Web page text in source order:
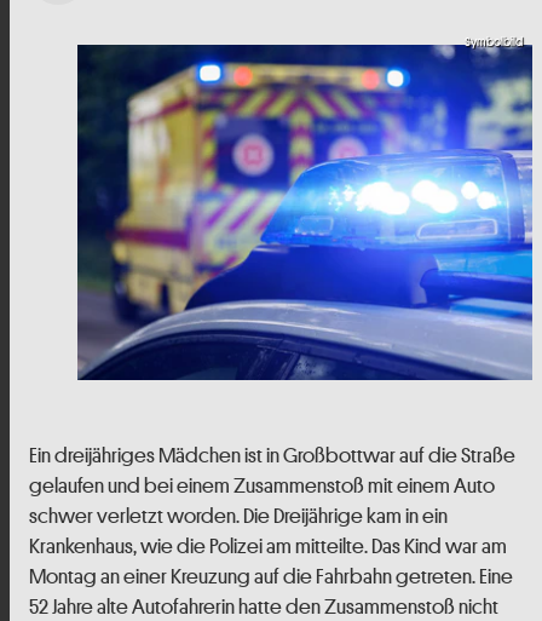
Symbolbild
Ein dreijähriges Mädchen ist in Großbottwar auf die Straße
gelaufen und bei einem Zusammenstoß mit einem Auto
schwer verletzt worden. Die Dreijährige kam in ein
Krankenhaus, wie die Polizei am mitteilte. Das Kind war am
Montag an einer Kreuzung auf die Fahrbahn getreten. Eine
52 Jahre alte Autofahrerin hatte den Zusammenstoß nicht